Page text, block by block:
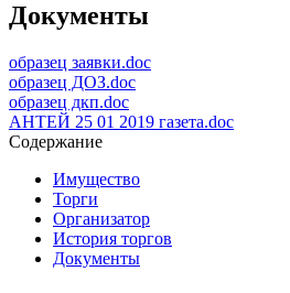
Документы
образец заявки.doc
образец ДОЗ.doc
образец дкп.doc
АНТЕЙ 25 01 2019 газета.doc
Содержание
Имущество
Торги
Организатор
История торгов
Документы